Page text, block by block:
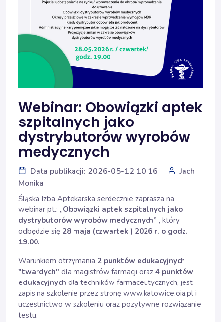
Webinar: Obowiązki aptek
szpitalnych jako
dystrybutorów wyrobów
medycznych
Data publikacji: 2026-05-12 10:16
Jach
Monika
Śląska Izba Aptekarska serdecznie zaprasza na
webinar pt.: „Obowiązki aptek szpitalnych jako
dystrybutorów wyrobów medycznych” , który
odbędzie się 28 maja (czwartek ) 2026 r. o godz.
19.00.
Warunkiem otrzymania 2 punktów edukacyjnych
"twardych" dla magistrów farmacji oraz 4 punktów
edukacyjnych dla techników farmaceutycznych, jest
zapis na szkolenie przez stronę www.katowice.oia.pl i
uczestnictwo w szkoleniu oraz pozytywne rozwiązanie
testu.